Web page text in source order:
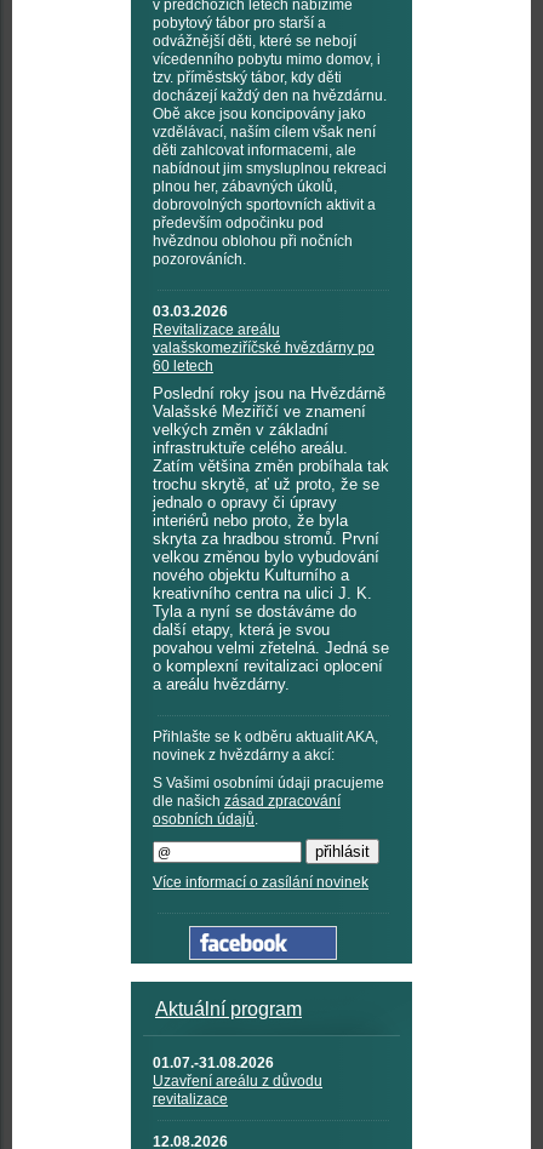
v předchozích letech nabízíme
pobytový tábor pro starší a
odvážnější děti, které se nebojí
vícedenního pobytu mimo domov, i
tzv. příměstský tábor, kdy děti
docházejí každý den na hvězdárnu.
Obě akce jsou koncipovány jako
vzdělávací, naším cílem však není
děti zahlcovat informacemi, ale
nabídnout jim smysluplnou rekreaci
plnou her, zábavných úkolů,
dobrovolných sportovních aktivit a
především odpočinku pod
hvězdnou oblohou při nočních
pozorováních.
03.03.2026
Revitalizace areálu
valašskomeziříčské hvězdárny po
60 letech
Poslední roky jsou na Hvězdárně
Valašské Meziříčí ve znamení
velkých změn v základní
infrastruktuře celého areálu.
Zatím většina změn probíhala tak
trochu skrytě, ať už proto, že se
jednalo o opravy či úpravy
interiérů nebo proto, že byla
skryta za hradbou stromů. První
velkou změnou bylo vybudování
nového objektu Kulturního a
kreativního centra na ulici J. K.
Tyla a nyní se dostáváme do
další etapy, která je svou
povahou velmi zřetelná. Jedná se
o komplexní revitalizaci oplocení
a areálu hvězdárny.
Přihlašte se k odběru aktualit AKA,
novinek z hvězdárny a akcí:
S Vašimi osobními údaji pracujeme
dle našich zásad zpracování
osobních údajů.
Více informací o zasílání novinek
Aktuální program
01.07.-31.08.2026
Uzavření areálu z důvodu
revitalizace
12.08.2026